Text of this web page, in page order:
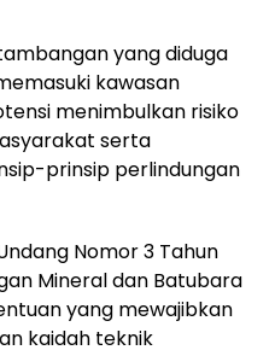
yang diduga
kawasan
menimbulkan risiko
serta
prinsip perlindungan
Nomor 3 Tahun
Mineral dan Batubara
yang mewajibkan
kaidah teknik